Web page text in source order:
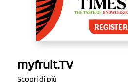
myfruit.TV
Scopri di più